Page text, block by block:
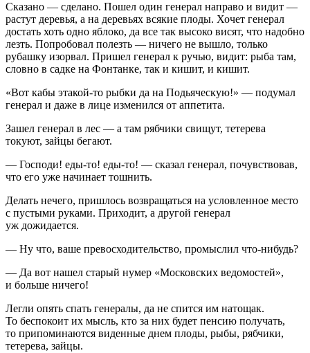
Сказано — сделано. Пошел один генерал направо и видит —
растут деревья, а на деревьях всякие плоды. Хочет генерал
достать хоть одно яблоко, да все так высоко висят, что надобно
лезть. Попробовал полезть — ничего не вышло, только
рубашку изорвал. Пришел генерал к ручью, видит: рыба там,
словно в садке на Фонтанке, так и кишит, и кишит.
«Вот кабы этакой-то рыбки да на Подьяческую!» — подумал
генерал и даже в лице изменился от аппетита.
Зашел генерал в лес — а там рябчики свищут, тетерева
токуют, зайцы бегают.
— Господи! еды-то! еды-то! — сказал генерал, почувствовав,
что его уже начинает тошнить.
Делать нечего, пришлось возвращаться на условленное место
с пустыми руками. Приходит, а другой генерал
уж дожидается.
— Ну что, ваше превосходительство, промыслил что-нибудь?
— Да вот нашел старый нумер «Московских ведомостей»,
и больше ничего!
Легли опять спать генералы, да не спится им натощак.
То беспокоит их мысль, кто за них будет пенсию получать,
то припоминаются виденные днем плоды, рыбы, рябчики,
тетерева, зайцы.